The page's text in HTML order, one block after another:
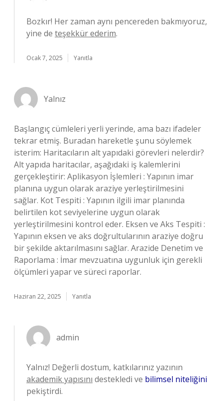
Bozkır! Her zaman aynı pencereden bakmıyoruz,
yine de teşekkür ederim.
Ocak 7, 2025 Yanıtla
Yalnız
Başlangıç cümleleri yerli yerinde, ama bazı ifadeler
tekrar etmiş. Buradan hareketle şunu söylemek
isterim: Haritacıların alt yapıdaki görevleri nelerdir?
Alt yapıda haritacılar, aşağıdaki iş kalemlerini
gerçekleştirir: Aplikasyon İşlemleri : Yapının imar
planına uygun olarak araziye yerleştirilmesini
sağlar. Kot Tespiti : Yapının ilgili imar planında
belirtilen kot seviyelerine uygun olarak
yerleştirilmesini kontrol eder. Eksen ve Aks Tespiti :
Yapının eksen ve aks doğrultularının araziye doğru
bir şekilde aktarılmasını sağlar. Arazide Denetim ve
Raporlama : İmar mevzuatına uygunluk için gerekli
ölçümleri yapar ve süreci raporlar.
Haziran 22, 2025 Yanıtla
admin
Yalnız! Değerli dostum, katkılarınız yazının
akademik yapısını destekledi ve bilimsel niteliğini
pekiştirdi.